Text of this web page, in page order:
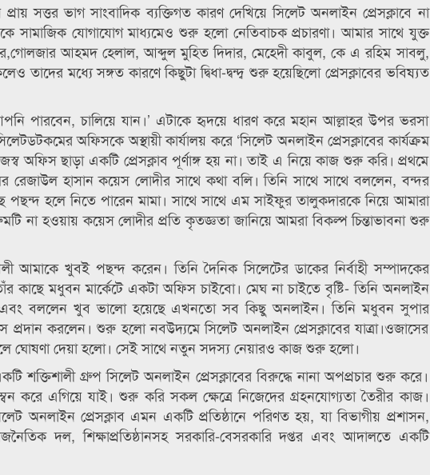
সত্তর ভাগ সাংবাদিক ব্যক্তিগত কারণ দেখিয়ে সিলেট অনলাইন প্রেসক্লাবে না
সামাজিক যোগাযোগ মাধ্যমেও শুরু হলো নেতিবাচক প্রচারণা। আমার সাথে যুক্ত
আহমদ হেলাল, আব্দুল মুহিত দিদার, মেহেদী কাবুল, কে এ রহিম সাবলু,
মধ্যে সঙ্গত কারণে কিছুটা দ্বিধা-দ্বন্দ্ব শুরু হয়েছিলো প্রেসক্লাবের ভবিষ্যত
পারবেন, চালিয়ে যান।’ এটাকে হৃদয়ে ধারণ করে মহান আল্লাহর উপর ভরসা
অফিসকে অস্থায়ী কার্যালয় করে ‘সিলেট অনলাইন প্রেসক্লাবের কার্যক্রম
অফিস ছাড়া একটি প্রেসক্লাব পূর্ণাঙ্গ হয় না। তাই এ নিয়ে কাজ শুরু করি। প্রথমে
রেজাউল হাসান কয়েস লোদীর সাথে কথা বলি। তিনি সাথে সাথে বললেন, বন্দর
হলে নিতে পারেন মামা। সাথে সাথে এম সাইফুর তালুকদারকে নিয়ে আমারা
না হওয়ায় কয়েস লোদীর প্রতি কৃতজ্ঞতা জানিয়ে আমরা বিকল্প চিন্তাভাবনা শুরু
আমাকে খুবই পছন্দ করেন। তিনি দৈনিক সিলেটের ডাকের নির্বাহী সম্পাদকের
কাছে মধুবন মার্কেটে একটা অফিস চাইবো। মেঘ না চাইতে বৃষ্টি- তিনি অনলাইন
এবং বললেন খুব ভালো হয়েছে এখনতো সব কিছু অনলাইন। তিনি মধুবন সুপার
প্রদান করলেন। শুরু হলো নবউদ্যমে সিলেট অনলাইন প্রেসক্লাবের যাত্রা।ওজাসের
ঘোষণা দেয়া হলো। সেই সাথে নতুন সদস্য নেয়ারও কাজ শুরু হলো।
শক্তিশালী গ্রুপ সিলেট অনলাইন প্রেসক্লাবের বিরুদ্ধে নানা অপপ্রচার শুরু করে।
এগিয়ে যাই। শুরু করি সকল ক্ষেত্রে নিজেদের গ্রহনযোগ্যতা তৈরীর কাজ।
অনলাইন প্রেসক্লাব এমন একটি প্রতিষ্ঠানে পরিণত হয়, যা বিভাগীয় প্রশাসন,
দল, শিক্ষাপ্রতিষ্ঠানসহ সরকারি-বেসরকারি দপ্তর এবং আদালতে একটি